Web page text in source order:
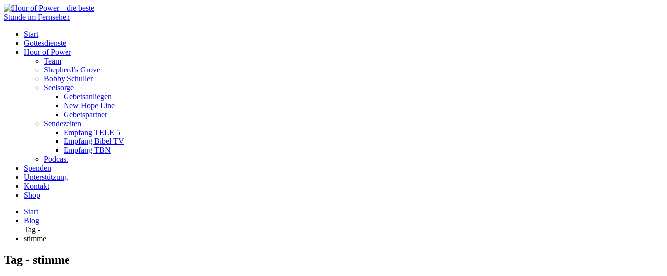
Start
Gottesdienste
Hour of Power
Team
Shepherd’s Grove
Bobby Schuller
Seelsorge
Gebetsanliegen
New Hope Line
Gebetspartner
Sendezeiten
Empfang TELE 5
Empfang Bibel TV
Empfang TBN
Podcast
Spenden
Unterstützung
Kontakt
Shop
Start
Blog
Tag -
stimme
Tag - stimme